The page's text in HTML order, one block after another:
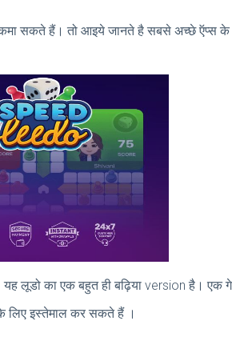
सकते हैं। तो आइये जानते है सबसे अच्छे ऍप्स
लूडो का एक बहुत ही बढ़िया version है। एक
लिए इस्तेमाल कर सकते हैं ।